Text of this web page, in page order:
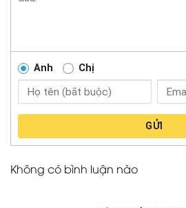
Anh Chị
GỬI
Không có bình luận nào